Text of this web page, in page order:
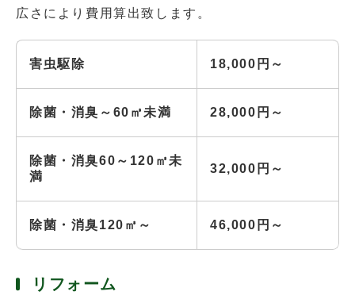
広さにより費用算出致します。
害虫駆除 18,000円～
除菌・消臭～60㎥未満 28,000円～
除菌・消臭60～120㎥未
満
32,000円～
除菌・消臭120㎥～ 46,000円～
リフォーム